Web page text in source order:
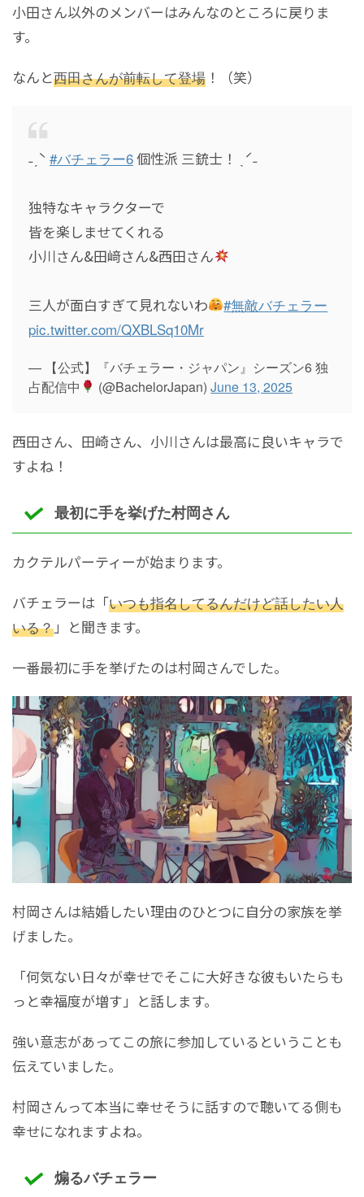
小田さん以外のメンバーはみんなのところに戻りま
す。
なんと西田さんが前転して登場 ！（笑）
˗ˏˋ #バチェラー6個性派 三銃士！ ˎˊ˗
独特なキャラクターで
皆を楽しませてくれる
小川さん&田﨑さん&西田さん
三人が面白すぎて見れないわ
#無敵バチェラー
pic.twitter.com/QXBLSq10Mr
— 【公式】『バチェラー・ジャパン』シーズン6 独
占配信中
(@BachelorJapan)June 13, 2025
西田さん、田崎さん、小川さんは最高に良いキャラで
すよね！
最初に手を挙げた村岡さん
カクテルパーティーが始まります。
バチェラーは「いつも指名してるんだけど話したい人
いる？」と聞きます。
一番最初に手を挙げたのは村岡さんでした。
村岡さんは結婚したい理由のひとつに自分の家族を挙
げました。
「何気ない日々が幸せでそこに大好きな彼もいたらも
っと幸福度が増す」と話します。
強い意志があってこの旅に参加しているということも
伝えていました。
村岡さんって本当に幸せそうに話すので聴いてる側も
幸せになれますよね。
煽るバチェラー